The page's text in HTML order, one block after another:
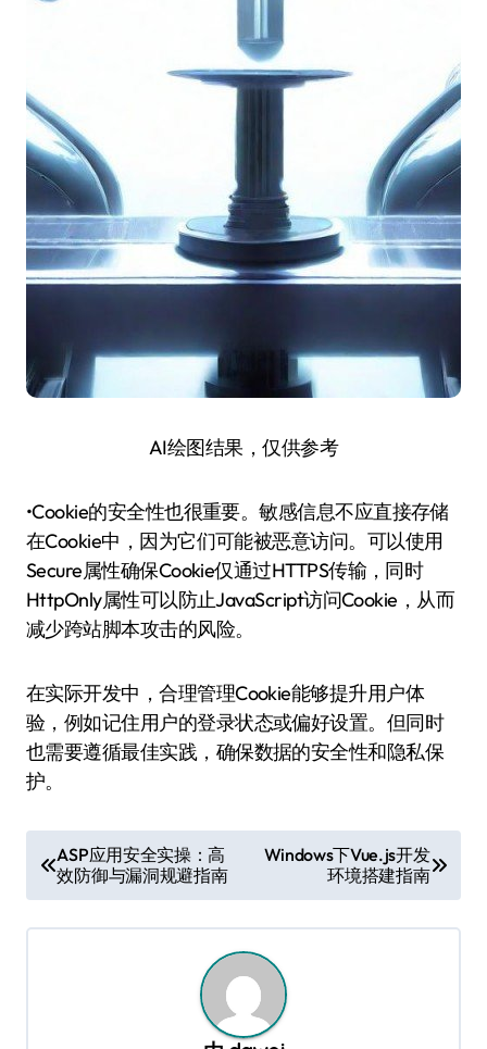
AI绘图结果，仅供参考
•Cookie的安全性也很重要。敏感信息不应直接存储
在Cookie中，因为它们可能被恶意访问。可以使用
Secure属性确保Cookie仅通过HTTPS传输，同时
HttpOnly属性可以防止JavaScript访问Cookie，从而
减少跨站脚本攻击的风险。
在实际开发中，合理管理Cookie能够提升用户体
验，例如记住用户的登录状态或偏好设置。但同时
也需要遵循最佳实践，确保数据的安全性和隐私保
护。
章
导
ASP应用安全实操：高
效防御与漏洞规避指南
Windows下Vue.js开发
环境搭建指南